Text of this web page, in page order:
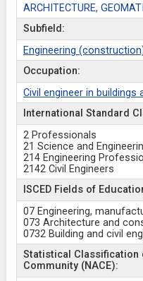
ARCHITECTURE,
Subfield:
Engineering
Occupation:
Civil engineer in buildings
International Standard
2 Professionals
21 Science and
214 Engineering
2142 Civil Engineers
ISCED Fields of
07 Engineering,
073 Architecture and
0732 Building and civil
Statistical Classification
Community (NACE):